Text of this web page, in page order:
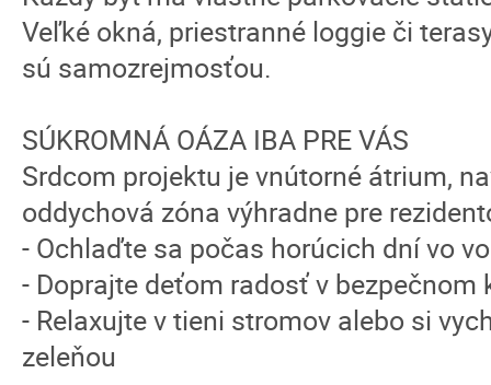
Veľké okná, priestranné loggie či
sú samozrejmosťou.
SÚKROMNÁ OÁZA IBA PRE VÁS
Srdcom projektu je vnútorné átrium,
oddychová zóna výhradne pre
- Ochlaďte sa počas horúcich dní vo
- Doprajte deťom radosť v bezpečnom
- Relaxujte v tieni stromov alebo si
zeleňou